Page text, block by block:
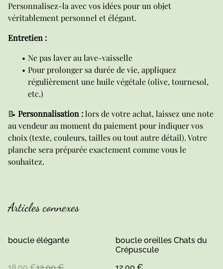
Personnalisez-la avec vos idées pour un objet
véritablement personnel et élégant.
Entretien :
Ne pas laver au lave-vaisselle
Pour prolonger sa durée de vie, appliquez
régulièrement une huile végétale (olive, tournesol,
etc.)
📝 Personnalisation :lors de votre achat, laissez une note
au vendeur au moment du paiement pour indiquer vos
choix (texte, couleurs, tailles ou tout autre détail). Votre
planche sera préparée exactement comme vous le
souhaitez.
Articles connexes
%
boucle élégante
boucle oreilles Chats du
Crépuscule